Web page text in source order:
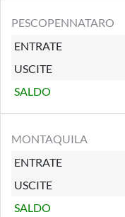
PESCOPENNATARO
ENTRATE
USCITE
SALDO
MONTAQUILA
ENTRATE
USCITE
SALDO